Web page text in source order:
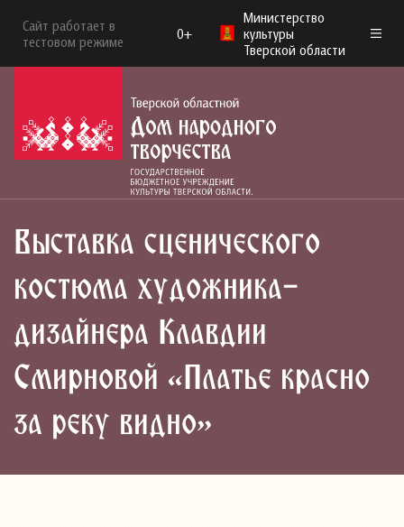
Сайт работает в
тестовом режиме
0+
Министерство
культуры
Тверской области
Выставка сценического
костюма художника-
дизайнера Клавдии
Смирновой «Платье красно
за реку видно»